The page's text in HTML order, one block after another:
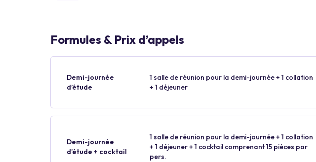
Formules & Prix d’appels
Demi-journée
d’étude
1 salle de réunion pour la demi-journée + 1 collation
+ 1 déjeuner
Demi-journée
d’étude + cocktail
1 salle de réunion pour la demi-journée + 1 collation
+ 1 déjeuner + 1 cocktail comprenant 15 pièces par
pers.